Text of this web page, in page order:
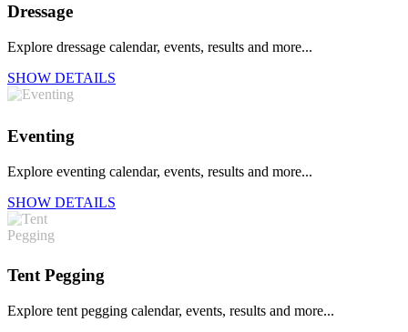
Dressage
Explore dressage calendar, events, results and more...
SHOW DETAILS
Eventing
Explore eventing calendar, events, results and more...
SHOW DETAILS
Tent Pegging
Explore tent pegging calendar, events, results and more...